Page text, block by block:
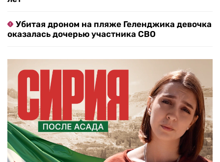
Убитая дроном на пляже Геленджика девочка
оказалась дочерью участника СВО